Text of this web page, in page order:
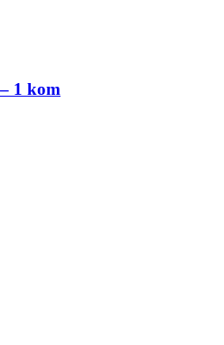
1 kom